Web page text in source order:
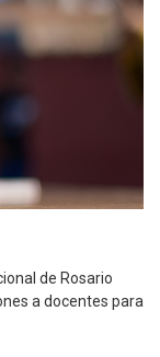
de Rosario
a docentes para